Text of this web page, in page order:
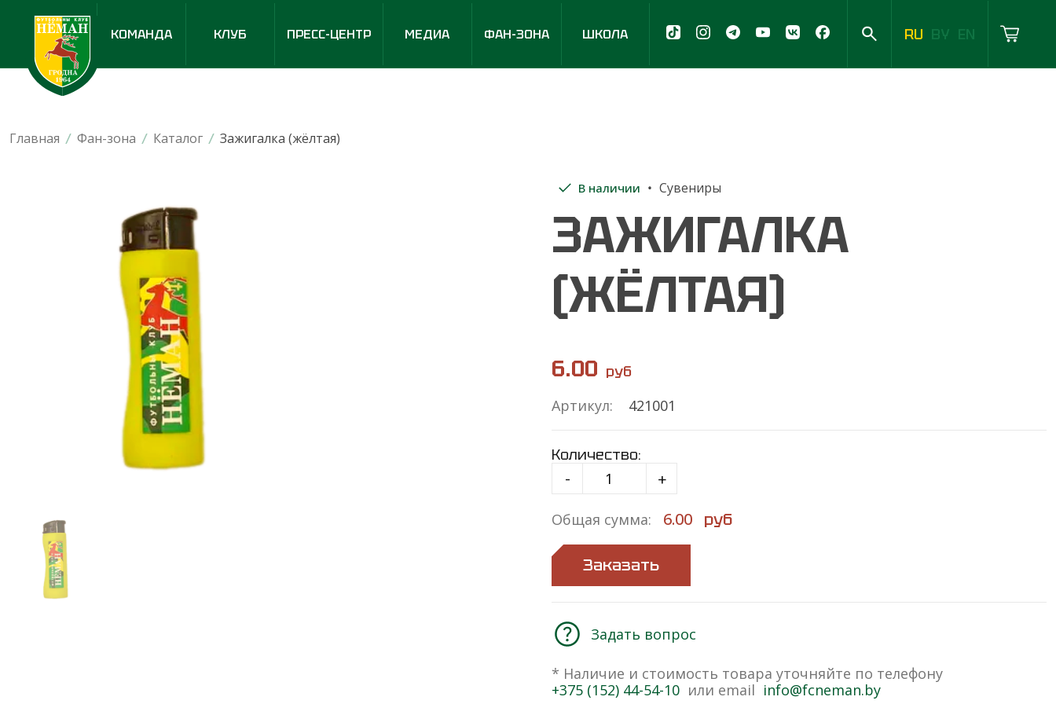
КОМАНДА КЛУБ ПРЕСС-ЦЕНТР МЕДИА ФАН-ЗОНА ШКОЛА RU BY EN
Главная / Фан-зона / Каталог / Зажигалка (жёлтая)
В наличии Сувениры
ЗАЖИГАЛКА
(ЖЁЛТАЯ)
6.00 руб
Артикул: 421001
Количество:
-
+
Общая сумма: 6.00 руб
Заказать
Задать вопрос
* Наличие и стоимость товара уточняйте по телефону
+375 (152) 44-54-10 или email info@fcneman.by